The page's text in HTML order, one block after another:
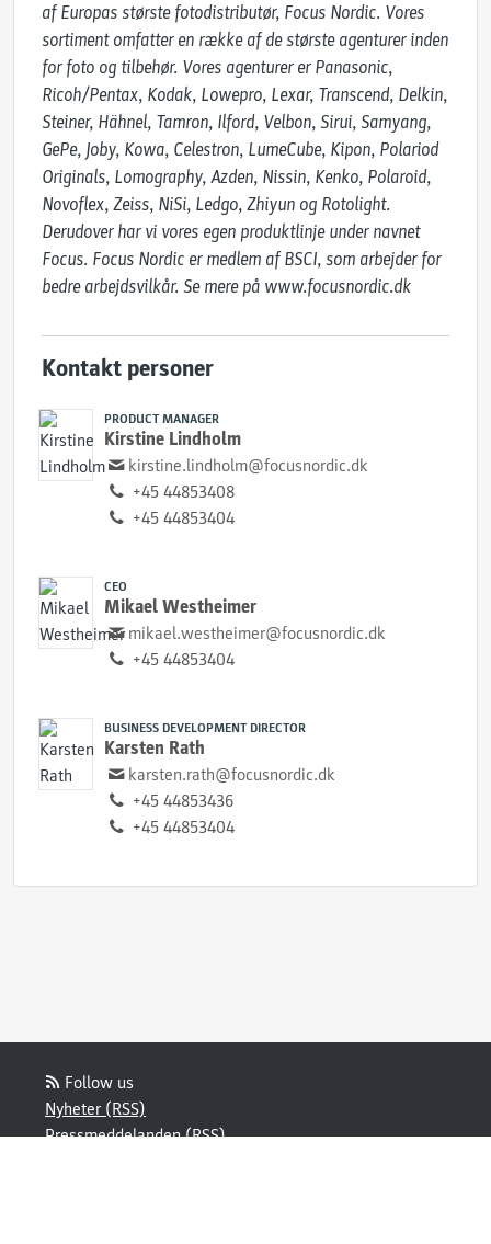
af Europas største fotodistributør, Focus Nordic. Vores
sortiment omfatter en række af de største agenturer inden
for foto og tilbehør. Vores agenturer er Panasonic,
Ricoh/Pentax, Kodak, Lowepro, Lexar, Transcend, Delkin,
Steiner, Hähnel, Tamron, Ilford, Velbon, Sirui, Samyang,
GePe, Joby, Kowa, Celestron, LumeCube, Kipon, Polariod
Originals, Lomography, Azden, Nissin, Kenko, Polaroid,
Novoflex, Zeiss, NiSi, Ledgo, Zhiyun og Rotolight.
Derudover har vi vores egen produktlinje under navnet
Focus. Focus Nordic er medlem af BSCI, som arbejder for
bedre arbejdsvilkår. Se mere på www.focusnordic.dk
Kontakt personer
PRODUCT MANAGER
Kirstine Lindholm
kirstine.lindholm@focusnordic.dk
+45 44853408
+45 44853404
CEO
Mikael Westheimer
mikael.westheimer@focusnordic.dk
+45 44853404
BUSINESS DEVELOPMENT DIRECTOR
Karsten Rath
karsten.rath@focusnordic.dk
+45 44853436
+45 44853404
Follow us
Nyheter (RSS)
Pressmeddelanden (RSS)